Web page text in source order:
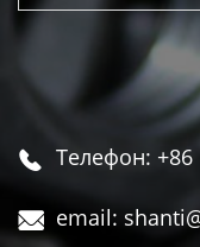
 Телефон: +86
 email: